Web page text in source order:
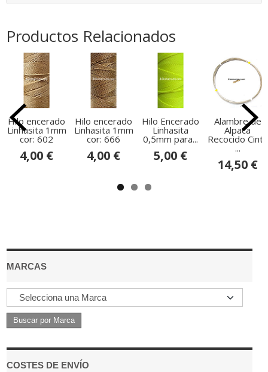
MARCAS
COSTES DE ENVÍO
Productos Relacionados
Hilo encerado
Linhasita 1mm
cor: 602
4,00 €
Hilo encerado
Linhasita 1mm
cor: 666
4,00 €
Hilo Encerado
Linhasita
0,5mm para...
5,00 €
Alambre de
Alpaca
Recocido Cinta
...
14,50 €